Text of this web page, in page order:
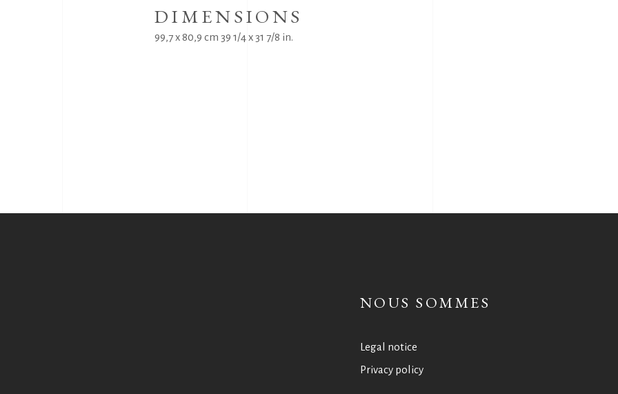
DIMENSIONS
99,7 x 80,9 cm 39 1/4 x 31 7/8 in.
NOUS SOMMES
Legal notice
Privacy policy